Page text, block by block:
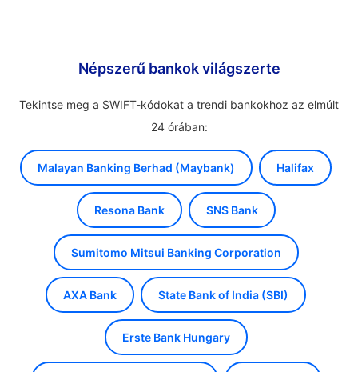
Népszerű bankok világszerte
Tekintse meg a SWIFT-kódokat a trendi bankokhoz az elmúlt
24 órában:
Malayan Banking Berhad (Maybank) Halifax
Resona Bank SNS Bank
Sumitomo Mitsui Banking Corporation
AXA Bank State Bank of India (SBI)
Erste Bank Hungary